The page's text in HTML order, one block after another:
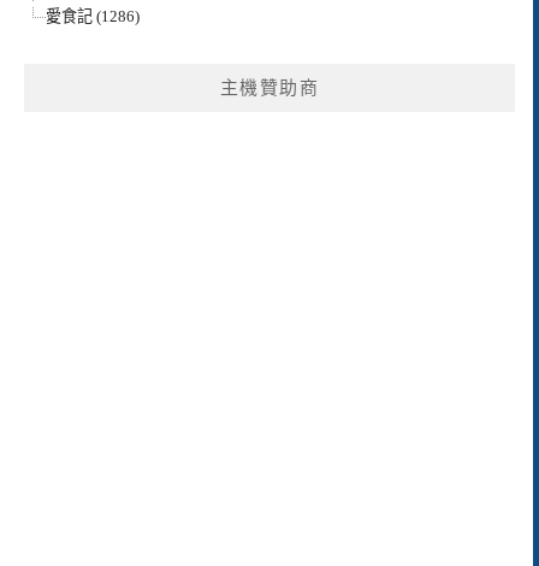
愛食記 (1286)
主機贊助商